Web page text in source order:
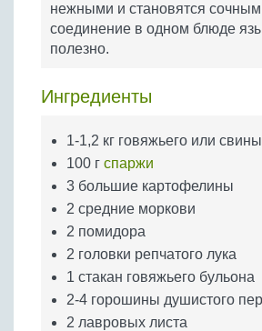
Бобовые
Яйца
нежными и становятся
соединение в одном блюде
полезно.
Ингредиенты
1-1,2 кг говяжьего или
100 г спаржи
3 большие картофелины
2 средние моркови
2 помидора
2 головки репчатого лука
1 стакан говяжьего бульона
2-4 горошины душистого
2 лавровых листа